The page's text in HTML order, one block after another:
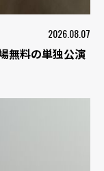
2026.08.07
無料の単独公演